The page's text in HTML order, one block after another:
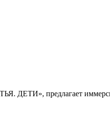
ДЕТИ», предлагает